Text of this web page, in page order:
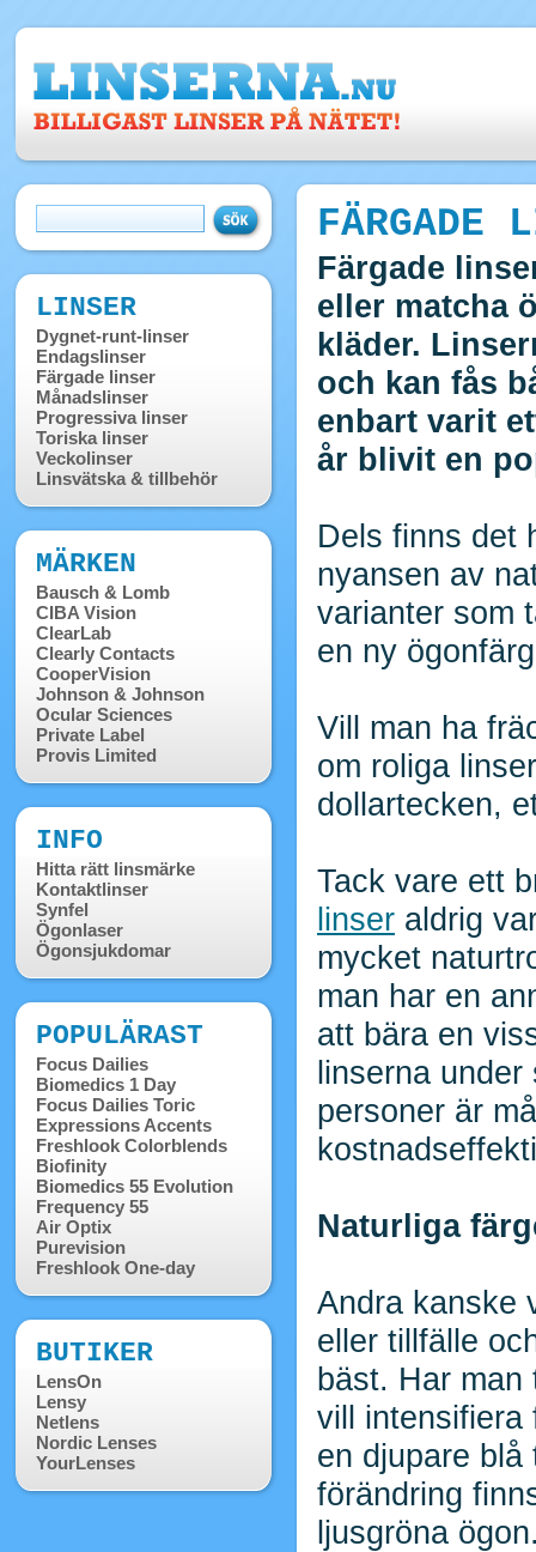
LINSER
Dygnet-runt-linser
Endagslinser
Färgade linser
Månadslinser
Progressiva linser
Toriska linser
Veckolinser
Linsvätska & tillbehör
MÄRKEN
Bausch & Lomb
CIBA Vision
ClearLab
Clearly Contacts
CooperVision
Johnson & Johnson
Ocular Sciences
Private Label
Provis Limited
INFO
Hitta rätt linsmärke
Kontaktlinser
Synfel
Ögonlaser
Ögonsjukdomar
POPULÄRAST
Focus Dailies
Biomedics 1 Day
Focus Dailies Toric
Expressions Accents
Freshlook Colorblends
Biofinity
Biomedics 55 Evolution
Frequency 55
Air Optix
Purevision
Freshlook One-day
BUTIKER
LensOn
Lensy
Netlens
Nordic Lenses
YourLenses
FÄRGADE
Färgade
eller matcha
kläder.
och kan fås
enbart varit
år blivit en
Dels finns det
nyansen av
varianter som
en ny
Vill man ha
om roliga
dollartecken,
Tack vare ett
linser aldrig
mycket
man har en
att bära en
linserna under
personer är
Naturliga
Andra kanske
eller tillfälle
bäst. Har man
vill intensifiera
en djupare
förändring
ljusgröna